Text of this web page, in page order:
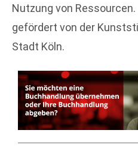
Nutzung von
gefördert von der
Stadt Köln.